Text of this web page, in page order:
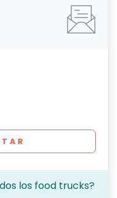
los food trucks?